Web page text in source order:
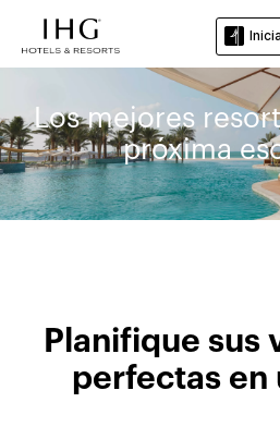
Los mejores
próxima
Planifique sus
perfectas en